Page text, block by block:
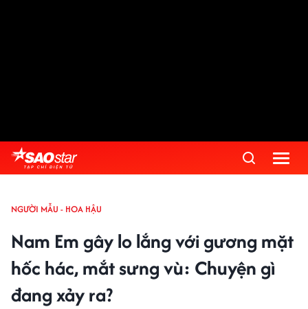
NGƯỜI MẪU - HOA HẬU
Nam Em gây lo lắng với gương mặt
hốc hác, mắt sưng vù: Chuyện gì
đang xảy ra?